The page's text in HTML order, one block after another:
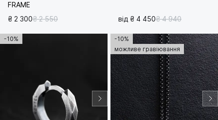
FRAME
₴ 2 300₴ 2 550 від ₴ 4 450₴ 4 940
-10%
-10%
можливе гравіювання